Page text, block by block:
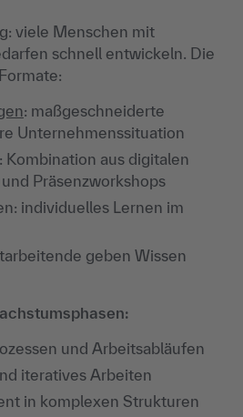
viele Menschen mit
schnell entwickeln. Die
: maßgeschneiderte
Unternehmenssituation
: Kombination aus digitalen
Präsenzworkshops
individuelles Lernen im
geben Wissen
und Arbeitsabläufen
iteratives Arbeiten
in komplexen Strukturen